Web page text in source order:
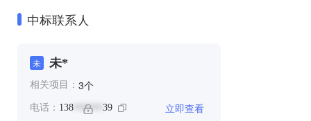
中标联系人
未 未*
相关项目： 3个
电话： 138 ****** 39 立即查看